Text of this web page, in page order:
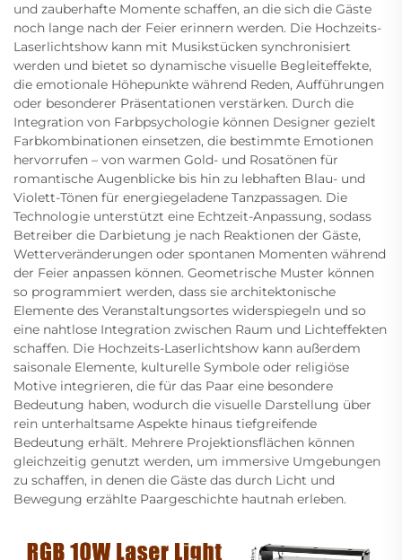
und zauberhafte Momente schaffen, an die sich die Gäste
noch lange nach der Feier erinnern werden. Die Hochzeits-
Laserlichtshow kann mit Musikstücken synchronisiert
werden und bietet so dynamische visuelle Begleiteffekte,
die emotionale Höhepunkte während Reden, Aufführungen
oder besonderer Präsentationen verstärken. Durch die
Integration von Farbpsychologie können Designer gezielt
Farbkombinationen einsetzen, die bestimmte Emotionen
hervorrufen – von warmen Gold- und Rosatönen für
romantische Augenblicke bis hin zu lebhaften Blau- und
Violett-Tönen für energiegeladene Tanzpassagen. Die
Technologie unterstützt eine Echtzeit-Anpassung, sodass
Betreiber die Darbietung je nach Reaktionen der Gäste,
Wetterveränderungen oder spontanen Momenten während
der Feier anpassen können. Geometrische Muster können
so programmiert werden, dass sie architektonische
Elemente des Veranstaltungsortes widerspiegeln und so
eine nahtlose Integration zwischen Raum und Lichteffekten
schaffen. Die Hochzeits-Laserlichtshow kann außerdem
saisonale Elemente, kulturelle Symbole oder religiöse
Motive integrieren, die für das Paar eine besondere
Bedeutung haben, wodurch die visuelle Darstellung über
rein unterhaltsame Aspekte hinaus tiefgreifende
Bedeutung erhält. Mehrere Projektionsflächen können
gleichzeitig genutzt werden, um immersive Umgebungen
zu schaffen, in denen die Gäste das durch Licht und
Bewegung erzählte Paargeschichte hautnah erleben.